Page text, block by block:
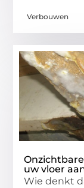
Verbouwen
uw vloer
Wie denkt